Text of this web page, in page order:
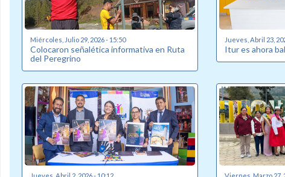
Miércoles, Julio 29, 2026 - 15:50
Colocaron señalética informativa en Ruta
del Peregrino
Jueves, Abril 23,
Itur es ahora